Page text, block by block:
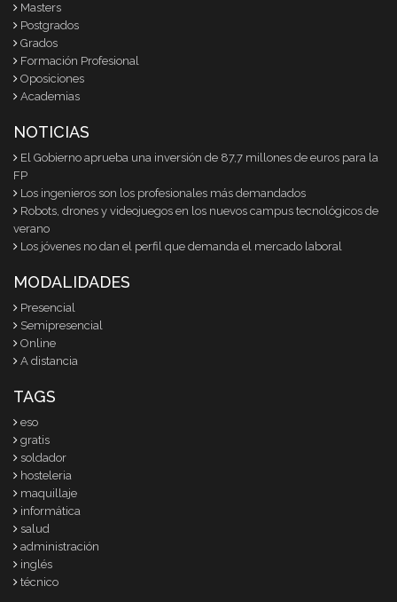
Masters
Postgrados
Grados
Formación Profesional
Oposiciones
Academias
NOTICIAS
El Gobierno aprueba una inversión de 87,7 millones de euros para la
FP
Los ingenieros son los profesionales más demandados
Robots, drones y videojuegos en los nuevos campus tecnológicos de
verano
Los jóvenes no dan el perfil que demanda el mercado laboral
MODALIDADES
Presencial
Semipresencial
Online
A distancia
TAGS
eso
gratis
soldador
hosteleria
maquillaje
informática
salud
administración
inglés
técnico